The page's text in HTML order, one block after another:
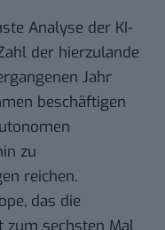
Analyse der KI-
der hierzulande
Jahr
beschäftigen
zu
reichen.
das die